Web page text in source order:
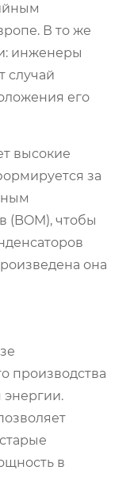
В то же
инженеры
случай
его
высокие
за
(BOM), чтобы
она
производства
энергии.
в